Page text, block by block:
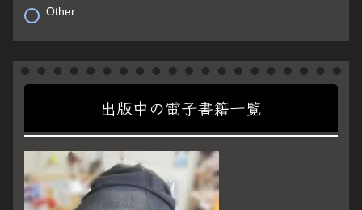
Other
出版中の電子書籍一覧